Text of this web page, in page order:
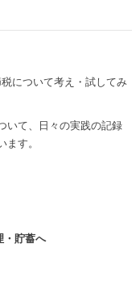
について考え・試してみ
いて、日々の実践の記録
す。